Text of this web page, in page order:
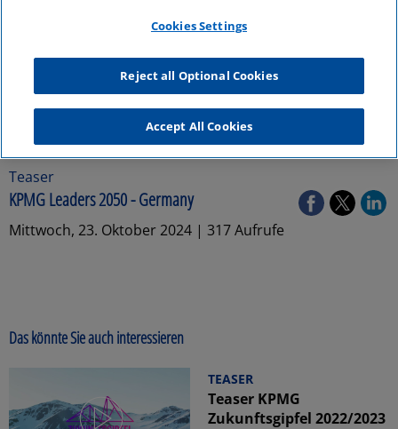
Teaser
KPMG Leaders 2050 - Germany
Mittwoch, 23. Oktober 2024 | 317 Aufrufe
Das könnte Sie auch interessieren
TEASER
Teaser KPMG
Zukunftsgipfel 2022/2023
Cookies Settings
Reject all Optional Cookies
Accept All Cookies